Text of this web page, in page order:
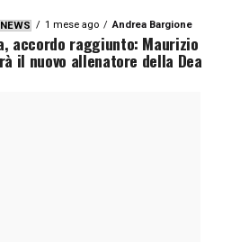
1 mese ago Andrea Bargione
accordo raggiunto: Maurizio
il nuovo allenatore della Dea